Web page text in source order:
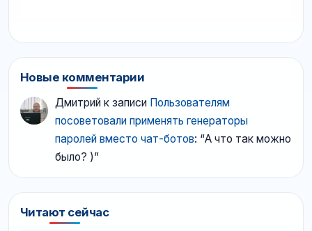
Новые комментарии
Дмитрий к записи Пользователям
посоветовали применять генераторы
паролей вместо чат-ботов: “А что так можно
было? )”
Читают сейчас